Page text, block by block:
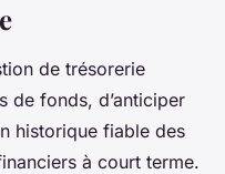
de trésorerie
de fonds, d’anticiper
historique fiable des
à court terme.